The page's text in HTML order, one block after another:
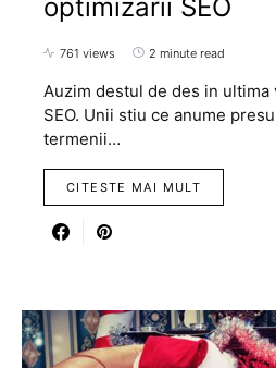
optimizarii SEO
761 views 2 minute read
Auzim destul de des in
SEO. Unii stiu ce anume
termenii…
CITESTE MAI MULT